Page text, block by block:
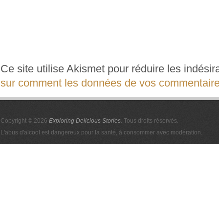
Ce site utilise Akismet pour réduire les
sur comment les données de vos
Copyright © 2026 Exploring Delicious Stories . Tous droits réservés.
L'abus d'alcool est dangereux pour la santé, à consommer avec modération.